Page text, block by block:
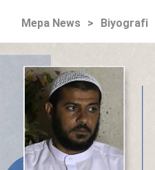
Mepa News > Biyografi